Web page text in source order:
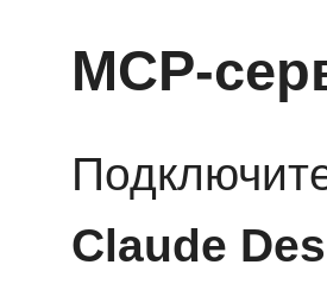
MCP-
Claude